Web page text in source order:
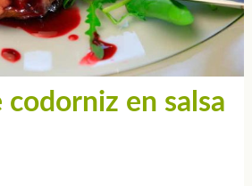
codorniz en salsa